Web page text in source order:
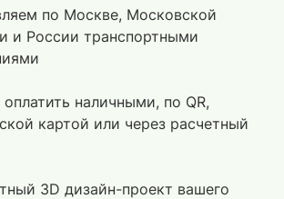
по Москве, Московской
и России транспортными
наличными, по QR,
картой или через расчетный
3D дизайн-проект вашего